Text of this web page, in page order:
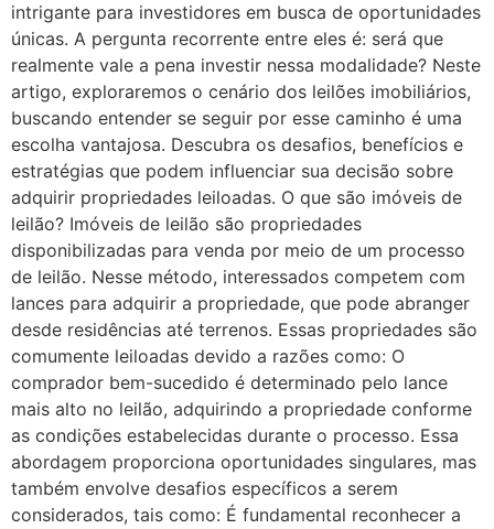
intrigante para investidores em busca de oportunidades
únicas. A pergunta recorrente entre eles é: será que
realmente vale a pena investir nessa modalidade? Neste
artigo, exploraremos o cenário dos leilões imobiliários,
buscando entender se seguir por esse caminho é uma
escolha vantajosa. Descubra os desafios, benefícios e
estratégias que podem influenciar sua decisão sobre
adquirir propriedades leiloadas. O que são imóveis de
leilão? Imóveis de leilão são propriedades
disponibilizadas para venda por meio de um processo
de leilão. Nesse método, interessados competem com
lances para adquirir a propriedade, que pode abranger
desde residências até terrenos. Essas propriedades são
comumente leiloadas devido a razões como: O
comprador bem-sucedido é determinado pelo lance
mais alto no leilão, adquirindo a propriedade conforme
as condições estabelecidas durante o processo. Essa
abordagem proporciona oportunidades singulares, mas
também envolve desafios específicos a serem
considerados, tais como: É fundamental reconhecer a